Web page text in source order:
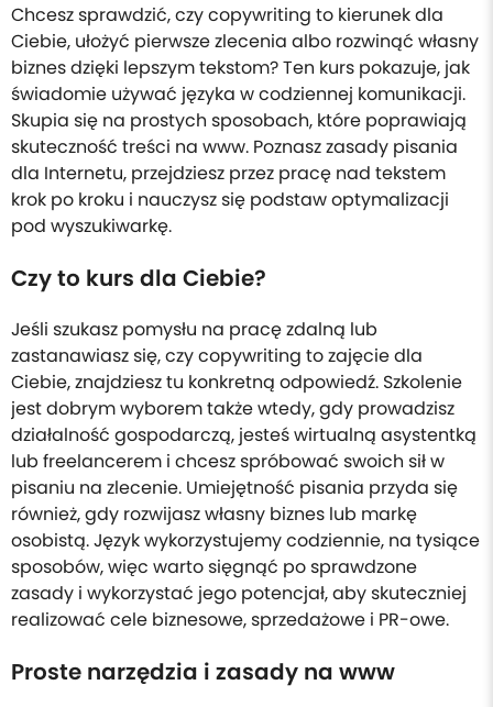
Chcesz sprawdzić, czy copywriting to kierunek dla
Ciebie, ułożyć pierwsze zlecenia albo rozwinąć własny
biznes dzięki lepszym tekstom? Ten kurs pokazuje, jak
świadomie używać języka w codziennej komunikacji.
Skupia się na prostych sposobach, które poprawiają
skuteczność treści na www. Poznasz zasady pisania
dla Internetu, przejdziesz przez pracę nad tekstem
krok po kroku i nauczysz się podstaw optymalizacji
pod wyszukiwarkę.
Czy to kurs dla Ciebie?
Jeśli szukasz pomysłu na pracę zdalną lub
zastanawiasz się, czy copywriting to zajęcie dla
Ciebie, znajdziesz tu konkretną odpowiedź. Szkolenie
jest dobrym wyborem także wtedy, gdy prowadzisz
działalność gospodarczą, jesteś wirtualną asystentką
lub freelancerem i chcesz spróbować swoich sił w
pisaniu na zlecenie. Umiejętność pisania przyda się
również, gdy rozwijasz własny biznes lub markę
osobistą. Język wykorzystujemy codziennie, na tysiące
sposobów, więc warto sięgnąć po sprawdzone
zasady i wykorzystać jego potencjał, aby skuteczniej
realizować cele biznesowe, sprzedażowe i PR-owe.
Proste narzędzia i zasady na www